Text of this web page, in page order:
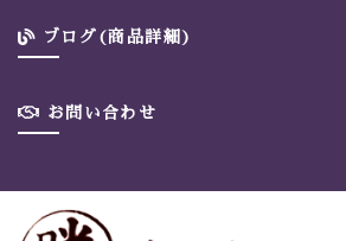
ブログ(商品詳細)
お問い合わせ